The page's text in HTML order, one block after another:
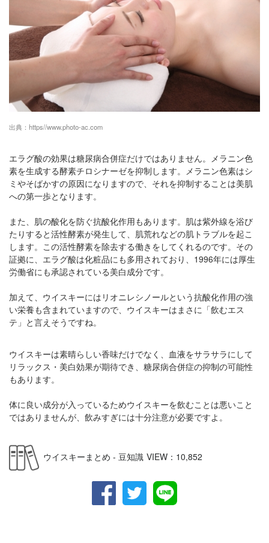
出典： https//www.photo-ac.com
エラグ酸の効果は糖尿病合併症だけではありません。メラニン色
素を生成する酵素チロシナーゼを抑制します。メラニン色素はシ
ミやそばかすの原因になりますので、それを抑制することは美肌
への第一歩となります。
また、肌の酸化を防ぐ抗酸化作用もあります。肌は紫外線を浴び
たりすると活性酵素が発生して、肌荒れなどの肌トラブルを起こ
します。この活性酵素を除去する働きをしてくれるのです。その
証拠に、エラグ酸は化粧品にも多用されており、1996年には厚生
労働省にも承認されている美白成分です。
加えて、ウイスキーにはリオニレシノールという抗酸化作用の強
い栄養も含まれていますので、ウイスキーはまさに「飲むエス
テ」と言えそうですね。
ウイスキーは素晴らしい香味だけでなく、血液をサラサラにして
リラックス・美白効果が期待でき、糖尿病合併症の抑制の可能性
もあります。
体に良い成分が入っているためウイスキーを飲むことは悪いこと
ではありませんが、飲みすぎには十分注意が必要ですよ。
ウイスキーまとめ - 豆知識 VIEW： 10,852